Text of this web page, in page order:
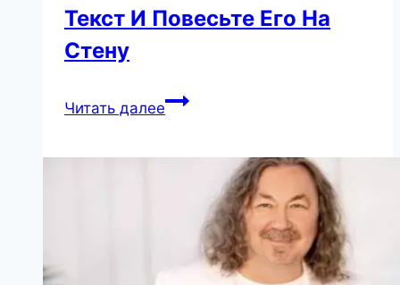
Текст И Повесьте Его На
Стену
Читать далееЖенщины,
Повесьте